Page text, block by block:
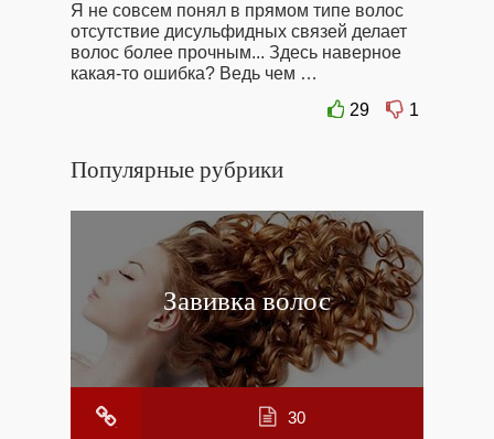
Я не совсем понял в прямом типе волос
отсутствие дисульфидных связей делает
волос более прочным... Здесь наверное
какая-то ошибка? Ведь чем …
29
1
Популярные рубрики
Завивка волос
30